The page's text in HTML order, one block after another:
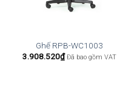
Ghế RPB-WC1003
3.908.520₫ Đã bao gồm VAT